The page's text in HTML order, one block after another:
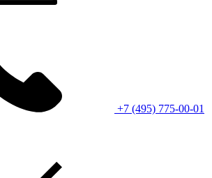
+7 (495) 775-00-01